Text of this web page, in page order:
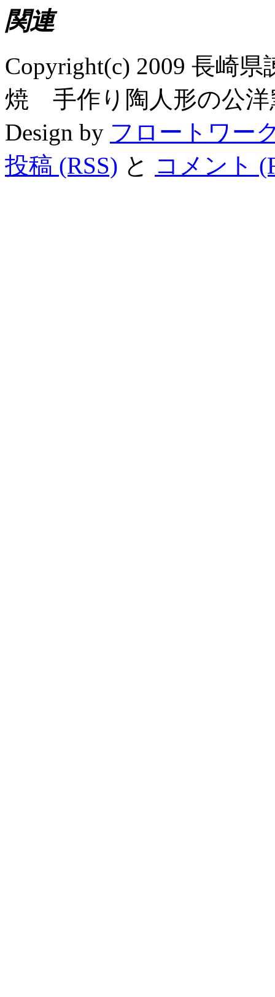
関連
Copyright(c) 2009 長崎
焼 手作り陶人形の公洋
Design by フロートワー
投稿 (RSS) と コメント